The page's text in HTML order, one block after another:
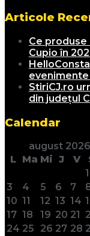
Articole
Ce
Cupio în
StiriCJ.ro
din județul
Calendar
august 2026
L Ma Mi J V
1
3
4 5 6 7
10 11 12 13 14
17 18 19 20 21
24 25 26 27 28